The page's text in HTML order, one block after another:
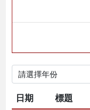
日期 標題